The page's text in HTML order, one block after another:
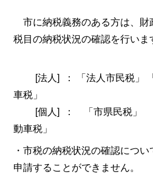
市に納税義務のある方は、財
税目の納税状況の確認を行いま
[法人] ： 「法人市民税」 「
車税」
[個人] ： 「市県民税」 「
動車税」
・市税の納税状況の確認につい
申請することができません。